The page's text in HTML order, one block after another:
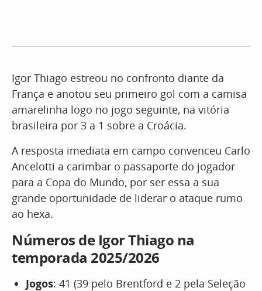
Igor Thiago estreou no confronto diante da
França e anotou seu primeiro gol com a camisa
amarelinha logo no jogo seguinte, na vitória
brasileira por 3 a 1 sobre a Croácia.
A resposta imediata em campo convenceu Carlo
Ancelotti a carimbar o passaporte do jogador
para a Copa do Mundo, por ser essa a sua
grande oportunidade de liderar o ataque rumo
ao hexa.
Números de Igor Thiago na
temporada 2025/2026
Jogos: 41 (39 pelo Brentford e 2 pela Seleção